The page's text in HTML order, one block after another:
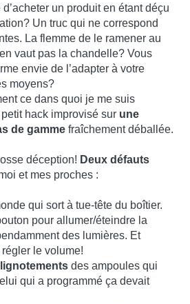
un produit en étant déçu
Un truc qui ne correspond
La flemme de le ramener au
vaut pas la chandelle? Vous
envie de l’adapter à votre
moyens?
ce dans quoi je me suis
hack improvisé sur une
de gamme fraîchement déballée.
déception! Deux défauts
et mes proches :
qui sort à tue-tête du boîtier.
pour allumer/éteindre la
des lumières. Et
le volume!
des ampoules qui
qui a programmé ça devait